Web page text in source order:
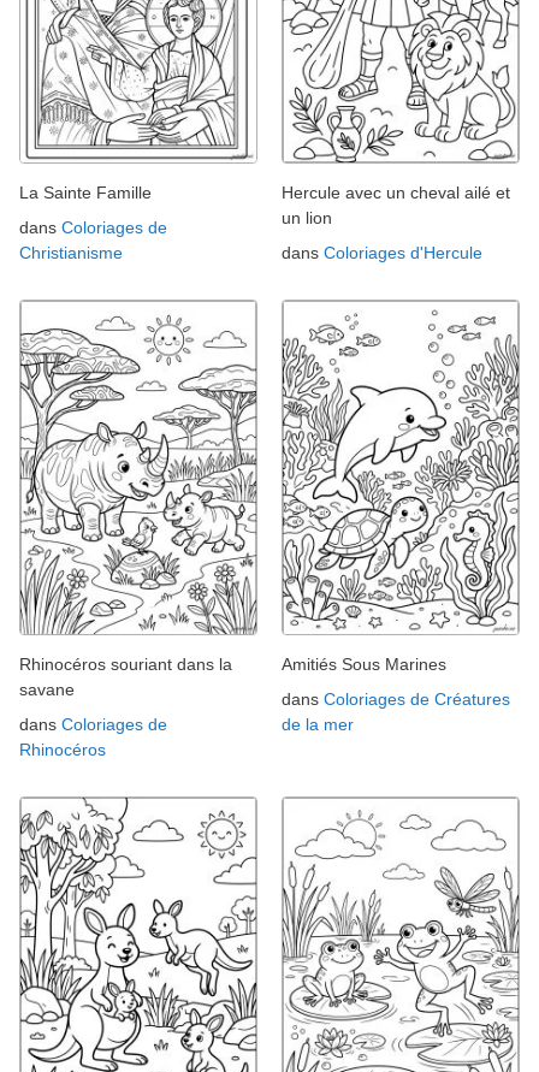
La Sainte Famille
dans Coloriages de
Christianisme
Hercule avec un cheval ailé et
un lion
dans Coloriages d'Hercule
Rhinocéros souriant dans la
savane
dans Coloriages de
Rhinocéros
Amitiés Sous Marines
dans Coloriages de Créatures
de la mer